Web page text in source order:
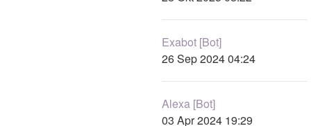
Exabot [Bot]
26 Sep 2024 04:24
Alexa [Bot]
03 Apr 2024 19:29